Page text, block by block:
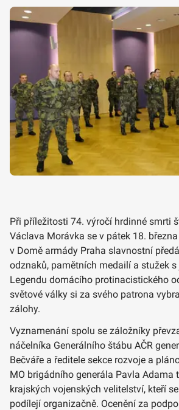
Při příležitosti 74. výročí hrdinné smrti
Václava Morávka se v pátek 18.
v Domě armády Praha slavnostní
odznaků, pamětních medailí a stužek s
Legendu domácího protinacistického
světové války si za svého patrona
zálohy.
Vyznamenání spolu se záložníky
náčelníka Generálního štábu AČR
Bečváře a ředitele sekce rozvoje a
MO brigádního generála Pavla Adama
krajských vojenských velitelství, kteří
podílejí organizačně. Ocenění za